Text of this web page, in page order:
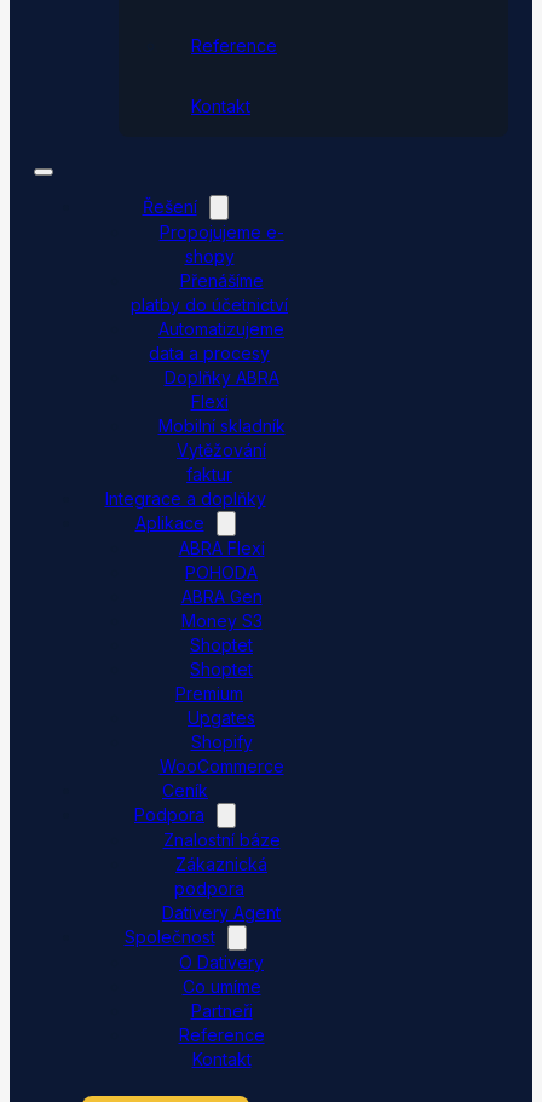
Reference
Kontakt
Řešení
Propojujeme e-
shopy
Přenášíme
platby do účetnictví
Automatizujeme
data a procesy
Doplňky ABRA
Flexi
Mobilní skladník
Vytěžování
faktur
Integrace a doplňky
Aplikace
ABRA Flexi
POHODA
ABRA Gen
Money S3
Shoptet
Shoptet
Premium
Upgates
Shopify
WooCommerce
Ceník
Podpora
Znalostní báze
Zákaznická
podpora
Dativery Agent
Společnost
O Dativery
Co umíme
Partneři
Reference
Kontakt